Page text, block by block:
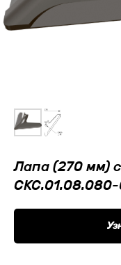
Лапа (270 мм)